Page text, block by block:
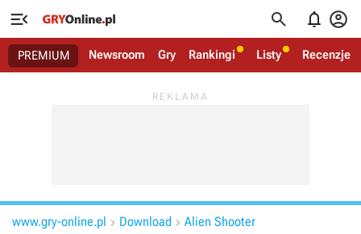
   
PREMIUM Newsroom Gry Rankingi Listy Recenzje
www.gry-online.pl  Download  Alien Shooter